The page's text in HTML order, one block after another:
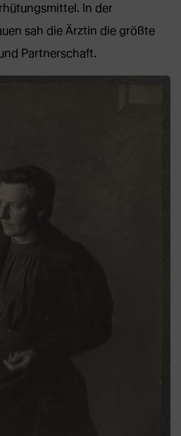
In der
sah die Ärztin die größte
Partnerschaft.